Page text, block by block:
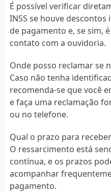
É possível verificar
INSS se houve
de pagamento e, se sim,
contato com a ouvidoria.
Onde posso reclamar se
Caso não tenha
recomenda-se que você
e faça uma reclamação
ou no telefone.
Qual o prazo para
O ressarcimento está
contínua, e os prazos
acompanhar
pagamento.